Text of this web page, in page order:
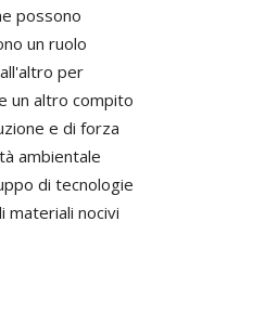
possono
un ruolo
per
un altro compito
e di forza
ambientale
di tecnologie
materiali nocivi